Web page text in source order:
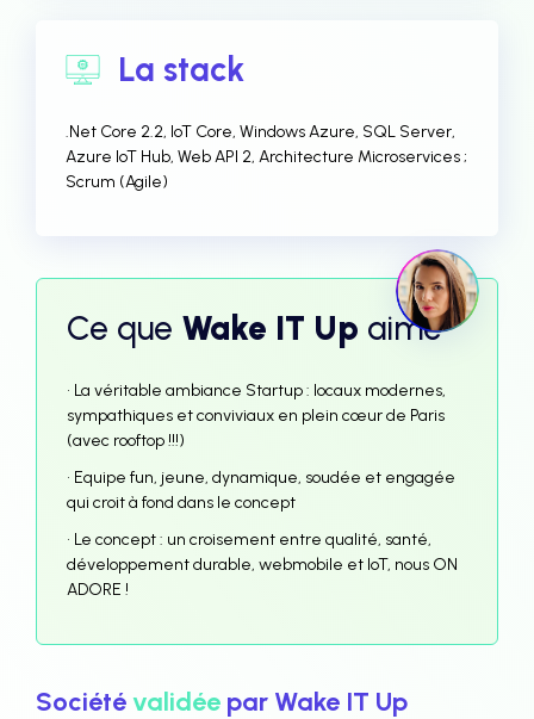
La stack
.Net Core 2.2, IoT Core, Windows Azure, SQL Server,
Azure IoT Hub, Web API 2, Architecture Microservices ;
Scrum (Agile)
Ce que Wake IT Up aime
• La véritable ambiance Startup : locaux modernes,
sympathiques et conviviaux en plein cœur de Paris
(avec rooftop !!!)
• Equipe fun, jeune, dynamique, soudée et engagée
qui croit à fond dans le concept
• Le concept : un croisement entre qualité, santé,
développement durable, webmobile et IoT, nous ON
ADORE !
Sociétévalidée par Wake IT Up